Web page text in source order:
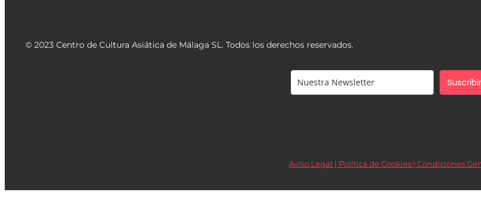
© 2023 Centro de Cultura Asiática de Málaga SL. Todos los derechos reservados.
Aviso Legal | Política de Cookies | Condiciones